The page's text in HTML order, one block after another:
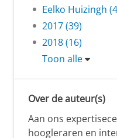
Eelko Huizingh
2017 (39)
2018 (16)
Toon alle
Over de auteur(s)
Aan ons
hoogleraren en